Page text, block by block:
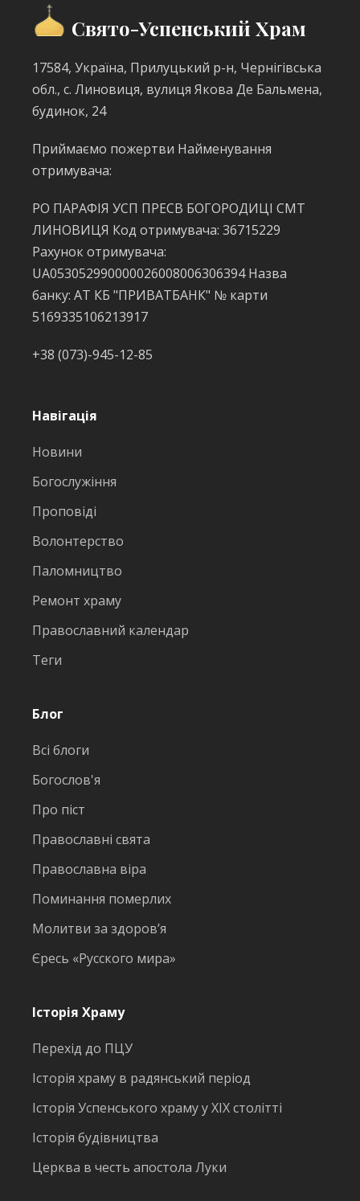
Свято-Успенський Храм
17584, Україна, Прилуцький р-н, Чернігівська
обл., с. Линовиця, вулиця Якова Де Бальмена,
будинок, 24
Приймаємо пожертви Найменування
отримувача:
РО ПАРАФІЯ УСП ПРЕСВ БОГОРОДИЦІ СМТ
ЛИНОВИЦЯ Код отримувача: 36715229
Рахунок отримувача:
UA053052990000026008006306394 Назва
банку: АТ КБ "ПРИВАТБАНК" № карти
5169335106213917
+38 (073)-945-12-85
Навігація
Новини
Богослужіння
Проповіді
Волонтерство
Паломництво
Ремонт храму
Православний календар
Теги
Блог
Всі блоги
Богослов'я
Про піст
Православні свята
Православна віра
Поминання померлих
Молитви за здоров’я
Єресь «Русского мира»
Історія Храму
Перехід до ПЦУ
Історія храму в радянський період
Історія Успенського храму у ХІХ столітті
Історія будівництва
Церква в честь апостола Луки